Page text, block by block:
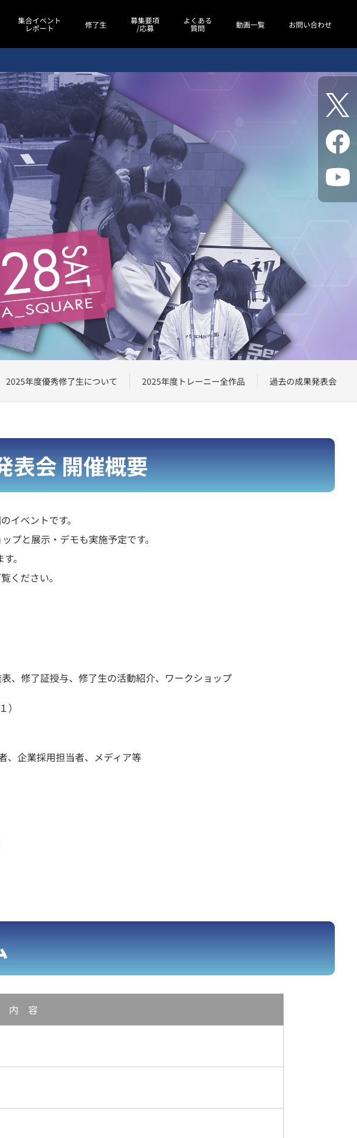
集合イベント
レポート 修了生 募集要項
/応募
よくある
質問 動画一覧 お問い合わせ
2025年度優秀修了生について 2025年度トレーニー全作品 過去の成果発表会
表会 開催概要
イベントです。
プと展示・デモも実施予定です。
。
ください。
、修了証授与、修了生の活動紹介、ワークショップ
、企業採用担当者、メディア等
内 容